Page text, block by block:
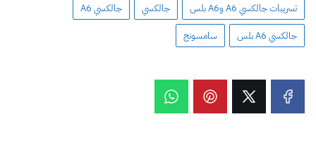
تسريبات جالكسي A6 وA6 بلس جالكسي جالكسي A6
جالكسي A6 بلس سامسونج